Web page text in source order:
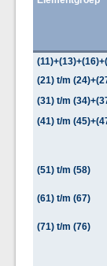
(21) t/m
(31) t/m
(41) t/m
(51) t/m (58)
(61) t/m (67)
(71) t/m (76)